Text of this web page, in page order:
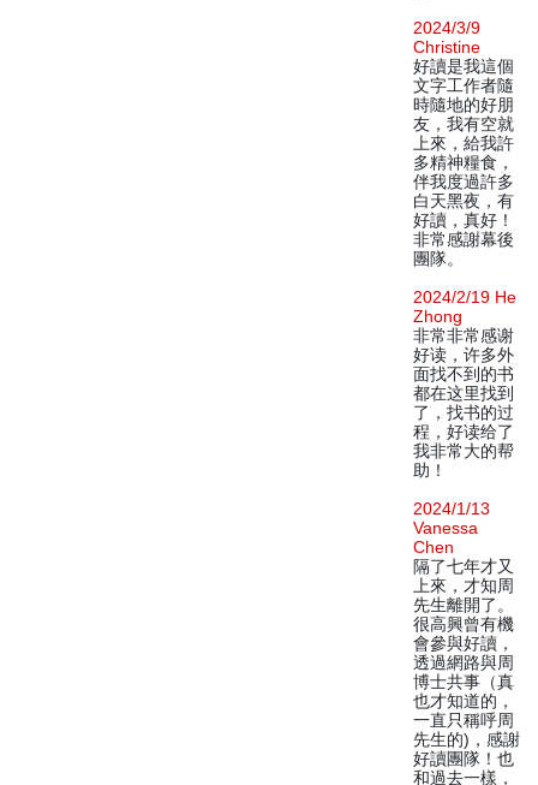
2024/3/9
Christine
好讀是我這個
文字工作者隨
時隨地的好朋
友，我有空就
上來，給我許
多精神糧食，
伴我度過許多
白天黑夜，有
好讀，真好！
非常感謝幕後
團隊。
2024/2/19 He
Zhong
非常非常感谢
好读，许多外
面找不到的书
都在这里找到
了，找书的过
程，好读给了
我非常大的帮
助！
2024/1/13
Vanessa
Chen
隔了七年才又
上來，才知周
先生離開了。
很高興曾有機
會參與好讀，
透過網路與周
博士共事（真
也才知道的，
一直只稱呼周
先生的)，感謝
好讀團隊！也
和過去一樣，